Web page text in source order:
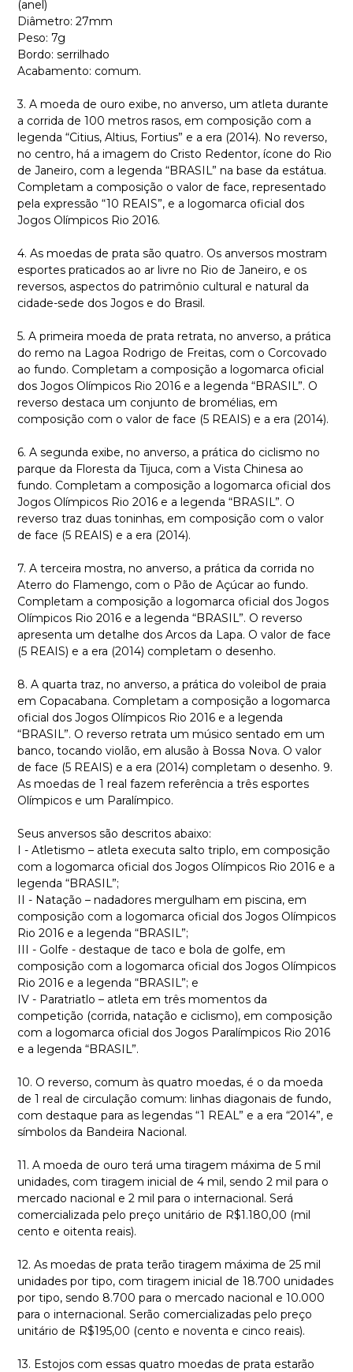
(anel)
Diâmetro: 27mm
Peso: 7g
Bordo: serrilhado
Acabamento: comum.
3. A moeda de ouro exibe, no anverso, um atleta durante
a corrida de 100 metros rasos, em composição com a
legenda “Citius, Altius, Fortius” e a era (2014). No reverso,
no centro, há a imagem do Cristo Redentor, ícone do Rio
de Janeiro, com a legenda “BRASIL” na base da estátua.
Completam a composição o valor de face, representado
pela expressão “10 REAIS”, e a logomarca oficial dos
Jogos Olímpicos Rio 2016.
4. As moedas de prata são quatro. Os anversos mostram
esportes praticados ao ar livre no Rio de Janeiro, e os
reversos, aspectos do patrimônio cultural e natural da
cidade-sede dos Jogos e do Brasil.
5. A primeira moeda de prata retrata, no anverso, a prática
do remo na Lagoa Rodrigo de Freitas, com o Corcovado
ao fundo. Completam a composição a logomarca oficial
dos Jogos Olímpicos Rio 2016 e a legenda “BRASIL”. O
reverso destaca um conjunto de bromélias, em
composição com o valor de face (5 REAIS) e a era (2014).
6. A segunda exibe, no anverso, a prática do ciclismo no
parque da Floresta da Tijuca, com a Vista Chinesa ao
fundo. Completam a composição a logomarca oficial dos
Jogos Olímpicos Rio 2016 e a legenda “BRASIL”. O
reverso traz duas toninhas, em composição com o valor
de face (5 REAIS) e a era (2014).
7. A terceira mostra, no anverso, a prática da corrida no
Aterro do Flamengo, com o Pão de Açúcar ao fundo.
Completam a composição a logomarca oficial dos Jogos
Olímpicos Rio 2016 e a legenda “BRASIL”. O reverso
apresenta um detalhe dos Arcos da Lapa. O valor de face
(5 REAIS) e a era (2014) completam o desenho.
8. A quarta traz, no anverso, a prática do voleibol de praia
em Copacabana. Completam a composição a logomarca
oficial dos Jogos Olímpicos Rio 2016 e a legenda
“BRASIL”. O reverso retrata um músico sentado em um
banco, tocando violão, em alusão à Bossa Nova. O valor
de face (5 REAIS) e a era (2014) completam o desenho. 9.
As moedas de 1 real fazem referência a três esportes
Olímpicos e um Paralímpico.
Seus anversos são descritos abaixo:
I - Atletismo – atleta executa salto triplo, em composição
com a logomarca oficial dos Jogos Olímpicos Rio 2016 e a
legenda “BRASIL”;
II - Natação – nadadores mergulham em piscina, em
composição com a logomarca oficial dos Jogos Olímpicos
Rio 2016 e a legenda “BRASIL”;
III - Golfe - destaque de taco e bola de golfe, em
composição com a logomarca oficial dos Jogos Olímpicos
Rio 2016 e a legenda “BRASIL”; e
IV - Paratriatlo – atleta em três momentos da
competição (corrida, natação e ciclismo), em composição
com a logomarca oficial dos Jogos Paralímpicos Rio 2016
e a legenda “BRASIL”.
10. O reverso, comum às quatro moedas, é o da moeda
de 1 real de circulação comum: linhas diagonais de fundo,
com destaque para as legendas “1 REAL” e a era “2014”, e
símbolos da Bandeira Nacional.
11. A moeda de ouro terá uma tiragem máxima de 5 mil
unidades, com tiragem inicial de 4 mil, sendo 2 mil para o
mercado nacional e 2 mil para o internacional. Será
comercializada pelo preço unitário de R$1.180,00 (mil
cento e oitenta reais).
12. As moedas de prata terão tiragem máxima de 25 mil
unidades por tipo, com tiragem inicial de 18.700 unidades
por tipo, sendo 8.700 para o mercado nacional e 10.000
para o internacional. Serão comercializadas pelo preço
unitário de R$195,00 (cento e noventa e cinco reais).
13. Estojos com essas quatro moedas de prata estarão